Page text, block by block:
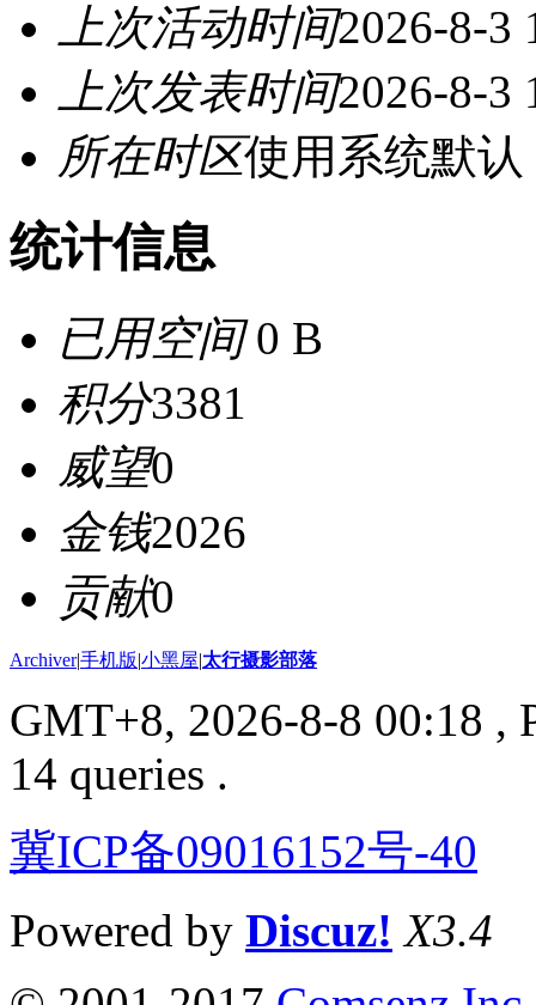
上次活动时间2026-8-3
上次发表时间2026-8-3
所在时区使用系统默认
统计信息
已用空间0 B
积分3381
威望0
金钱2026
贡献0
Archiver|手机版|小黑屋|太行摄影部落
GMT+8, 2026-8-8 00:18 ,
14 queries .
冀ICP备09016152号-40
Powered by Discuz! X3.4